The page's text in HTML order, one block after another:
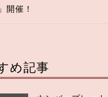
開催！
すめ記事